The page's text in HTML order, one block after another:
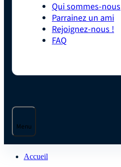
Qui sommes-nous
Parrainez un ami
Rejoignez-nous !
FAQ
Menu
Accueil